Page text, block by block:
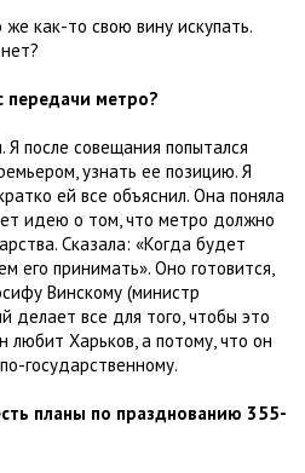
как-то свою вину искупать.
передачи метро?
после совещания попытался
узнать ее позицию. Я
ей все объяснил. Она поняла
идею о том, что метро должно
Сказала: «Когда будет
его принимать». Оно готовится,
Винскому (министр
делает все для того, чтобы это
любит Харьков, а потому, что он
государственному.
планы по празднованию 355-